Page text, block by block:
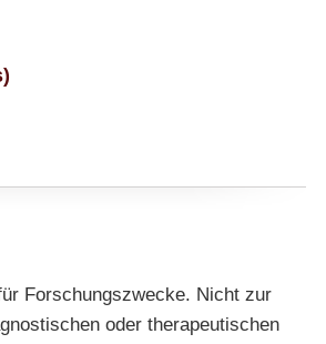
Forschungszwecke. Nicht zur
oder therapeutischen